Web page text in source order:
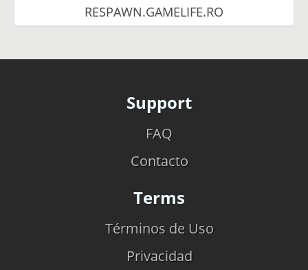
RESPAWN.GAMELIFE.RO
Support
FAQ
Contacto
Terms
Términos de Uso
Privacidad